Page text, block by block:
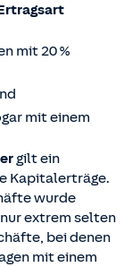
mit 20 %
mit einem
gilt ein
Kapitalerträge.
wurde
extrem selten
bei denen
mit einem